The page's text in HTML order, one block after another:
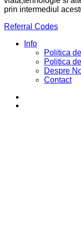
prin intermediul
Referral Codes
Info
Politica
Politica
Despre
Contact